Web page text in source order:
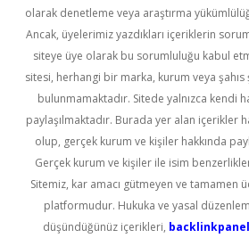
olarak denetleme veya araştırma
Ancak, üyelerimiz yazdıkları içeriklerin
siteye üye olarak bu sorumluluğu kabul
sitesi, herhangi bir marka, kurum veya şahıs
bulunmamaktadır. Sitede yalnızca kendi
paylaşılmaktadır. Burada yer alan içerikler
olup, gerçek kurum ve kişiler hakkında
Gerçek kurum ve kişiler ile isim
Sitemiz, kar amacı gütmeyen ve tamamen
platformudur. Hukuka ve yasal
düşündüğünüz içerikleri,